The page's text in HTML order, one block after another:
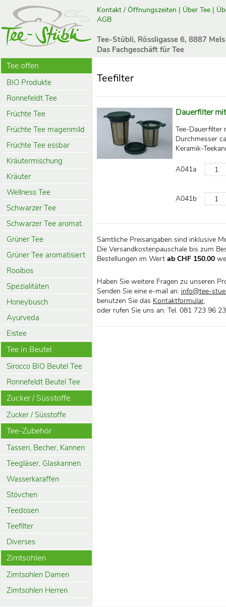
Kontakt / Öffnungszeiten | Über Tee |
AGB
Tee-Stübli, Rössligasse 6, 8887 Mels
Das Fachgeschäft für Tee
Tee offen
BIO Produkte
Ronnefeldt Tee
Früchte Tee
Früchte Tee magenmild
Früchte Tee essbar
Kräutermischung
Kräuter
Wellness Tee
Schwarzer Tee
Schwarzer Tee aromat.
Grüner Tee
Grüner Tee aromatisiert
Rooibos
Spezialitäten
Honeybusch
Ayurveda
Eistee
Tee in Beutel
Sirocco BIO Beutel Tee
Ronnefeldt Beutel Tee
Zucker / Süsstoffe
Zucker / Süsstoffe
Tee-Zubehör
Tassen, Becher, Kannen
Teegläser, Glaskannen
Wasserkaraffen
Stövchen
Teedosen
Teefilter
Diverses
Zimtsohlen
Zimtsohlen Damen
Zimtsohlen Herren
Teefilter
Dauerfilter
Tee-Dauerfilter
Durchmesser
Keramik-
A041a
A041b
Sämtliche Preisangaben sind inklusive
Die Versandkostenpauschale bis zum
Bestellungen im Wert ab CHF 150.00
Haben Sie weitere Fragen zu unseren
Senden Sie eine e-mail an: info@tee-
benutzen Sie das Kontaktformular,
oder rufen Sie uns an: Tel. 081 723 96 23